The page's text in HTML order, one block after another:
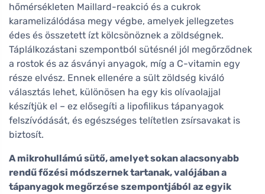
hőmérsékleten Maillard-reakció és a cukrok
karamelizálódása megy végbe, amelyek jellegzetes
édes és összetett ízt kölcsönöznek a zöldségnek.
Táplálkozástani szempontból sütésnél jól megőrződnek
a rostok és az ásványi anyagok, míg a C-vitamin egy
része elvész. Ennek ellenére a sült zöldség kiváló
választás lehet, különösen ha egy kis olívaolajjal
készítjük el – ez elősegíti a lipofilikus tápanyagok
felszívódását, és egészséges telítetlen zsírsavakat is
biztosít.
A mikrohullámú sütő, amelyet sokan alacsonyabb
rendű főzési módszernek tartanak, valójában a
tápanyagok megőrzése szempontjából az egyik